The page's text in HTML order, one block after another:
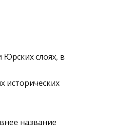
слоях, в
исторических
название